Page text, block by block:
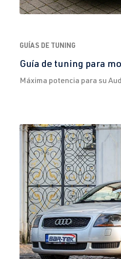
GUÍAS DE TUNING
Guía de tuning para
Máxima potencia para su